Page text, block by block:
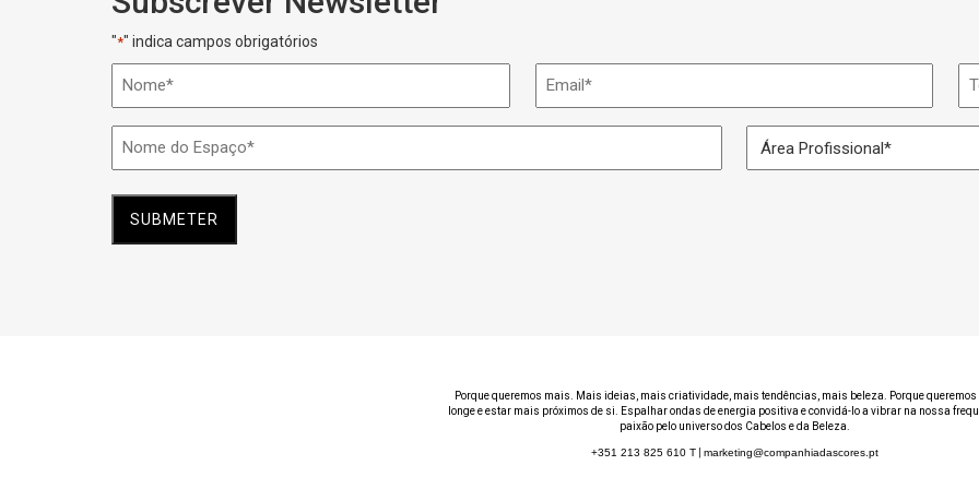
"*" indica campos obrigatórios
Nome Email
Nome
do
Área
Profissional
Porque queremos mais. Mais ideias, mais criatividade, mais tendências, mais beleza. Porque
longe e estar mais próximos de si. Espalhar ondas de energia positiva e convidá-lo a vibrar na nossa
paixão pelo universo dos Cabelos e da Beleza.
+351 213 825 610 T| marketing@companhiadascores.pt